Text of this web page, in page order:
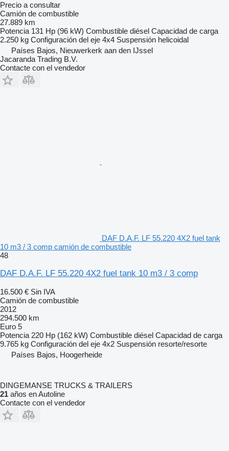
Precio a consultar
Camión de combustible
27.889 km
Potencia 131 Hp (96 kW) Combustible diésel Capacidad de carga
2.250 kg Configuración del eje 4x4 Suspensión helicoidal
Países Bajos, Nieuwerkerk aan den IJssel
Jacaranda Trading B.V.
Contacte con el vendedor
DAF D.A.F. LF 55.220 4X2 fuel tank
10 m3 / 3 comp camión de combustible
48
DAF D.A.F. LF 55.220 4X2 fuel tank 10 m3 / 3 comp
16.500 € Sin IVA
Camión de combustible
2012
294.500 km
Euro 5
Potencia 220 Hp (162 kW) Combustible diésel Capacidad de carga
9.765 kg Configuración del eje 4x2 Suspensión resorte/resorte
Países Bajos, Hoogerheide
DINGEMANSE TRUCKS & TRAILERS
21 años en Autoline
Contacte con el vendedor